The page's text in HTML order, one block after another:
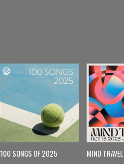
100 SONGS OF 2025 MIND TRAVEL